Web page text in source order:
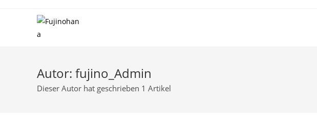
Autor: fujino_Admin
Dieser Autor hat geschrieben 1 Artikel